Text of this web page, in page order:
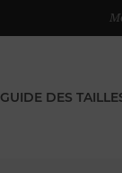
GUIDE DES